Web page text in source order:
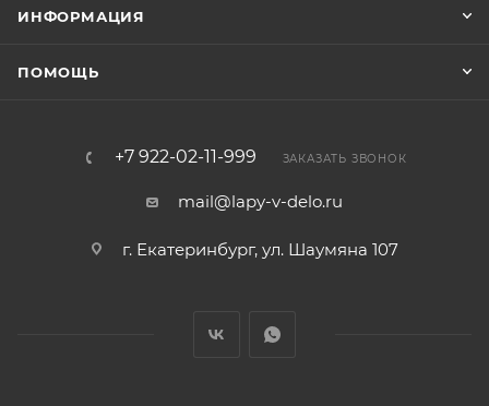
ИНФОРМАЦИЯ
ПОМОЩЬ
+7 922-02-11-999 ЗАКАЗАТЬ ЗВОНОК
mail@lapy-v-delo.ru
г. Екатеринбург, ул. Шаумяна 107